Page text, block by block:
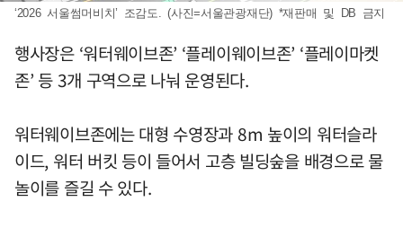
‘2026 서울썸머비치’ 조감도. (사진=서울관광재단) *재판매 및 DB 금지
행사장은 ‘워터웨이브존’ ‘플레이웨이브존’ ‘플레이마켓
존’ 등 3개 구역으로 나눠 운영된다.
워터웨이브존에는 대형 수영장과 8m 높이의 워터슬라
이드, 워터 버킷 등이 들어서 고층 빌딩숲을 배경으로 물
놀이를 즐길 수 있다.